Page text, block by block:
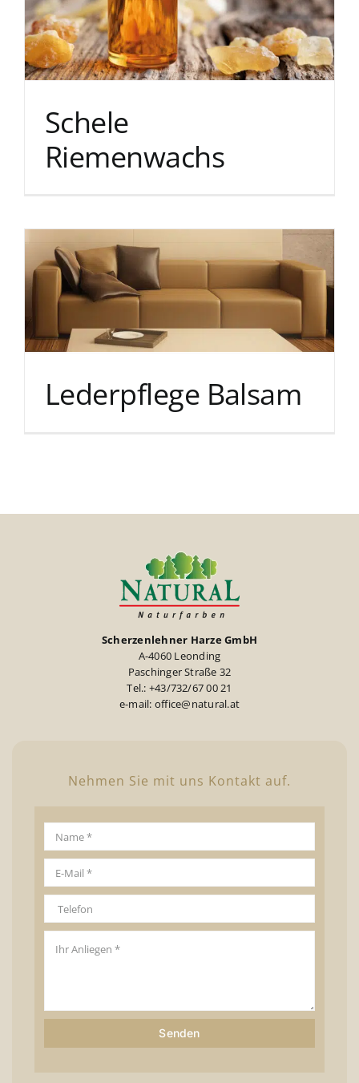
Schele
Riemenwachs
Lederpflege Balsam
Scherzenlehner Harze GmbH
A-4060 Leonding
Paschinger Straße 32
Tel.: +43/732/67 00 21
e-mail: office@natural.at
Nehmen Sie mit uns Kontakt auf.
Senden